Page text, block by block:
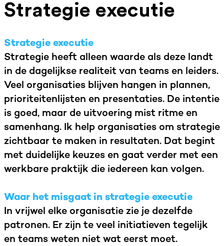
Strategie executie
Strategie executie
Strategie heeft alleen waarde als deze landt
in de dagelijkse realiteit van teams en leiders.
Veel organisaties blijven hangen in plannen,
prioriteitenlijsten en presentaties. De intentie
is goed, maar de uitvoering mist ritme en
samenhang. Ik help organisaties om strategie
zichtbaar te maken in resultaten. Dat begint
met duidelijke keuzes en gaat verder met een
werkbare praktijk die iedereen kan volgen.
Waar het misgaat in strategie executie
In vrijwel elke organisatie zie je dezelfde
patronen. Er zijn te veel initiatieven tegelijk
en teams weten niet wat eerst moet.